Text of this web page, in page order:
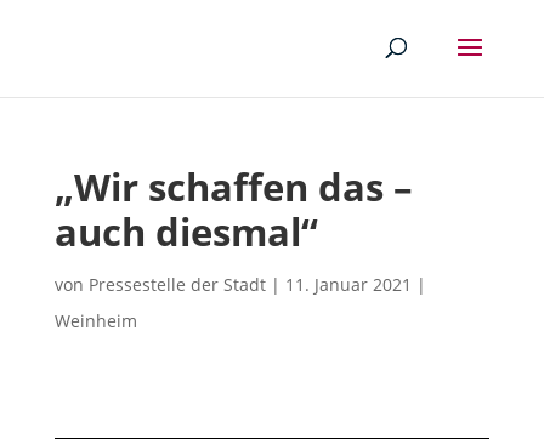
„Wir schaffen das –
auch diesmal“
von Pressestelle der Stadt| 11. Januar 2021 |
Weinheim